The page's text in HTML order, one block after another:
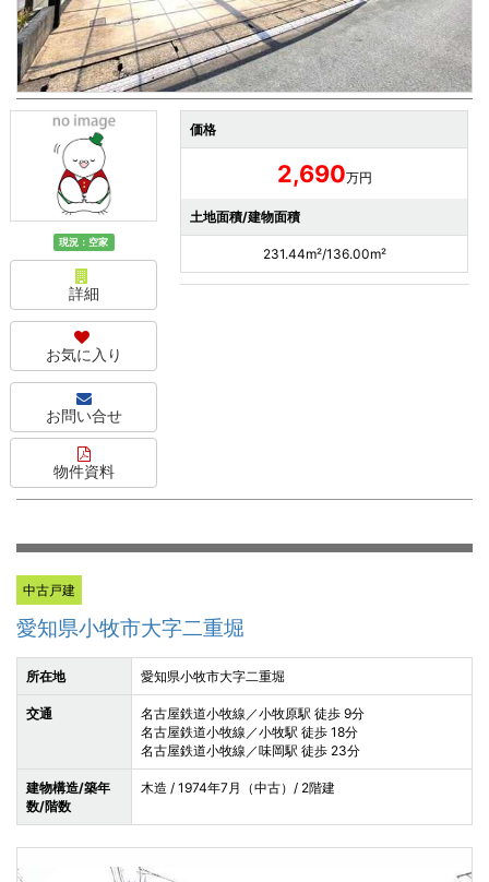
現況：空家
詳細
お気に入り
お問い合せ
物件資料
価格
2,690万円
土地面積/建物面積
231.44m²/136.00m²
中古戸建
愛知県小牧市大字二重堀
所在地 愛知県小牧市大字二重堀
交通
名古屋鉄道小牧線／小牧原駅 徒歩 9分
名古屋鉄道小牧線／小牧駅 徒歩 18分
名古屋鉄道小牧線／味岡駅 徒歩 23分
建物構造/築年
数/階数
木造 / 1974年7月（中古）/ 2階建